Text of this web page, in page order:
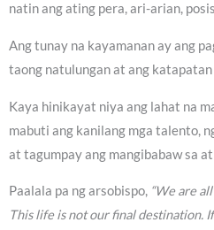
natin ang ating pera, ari-arian,
Ang tunay na kayamanan ay ang
taong natulungan at ang katapatan
Kaya hinikayat niya ang lahat na
mabuti ang kanilang mga talento,
at tagumpay ang mangibabaw sa
Paalala pa ng arsobispo, “We are
This life is not our final destination.